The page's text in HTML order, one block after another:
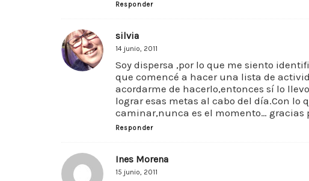
Responder
silvia
14 junio, 2011
Soy dispersa ,por lo que me siento
que comencé a hacer una lista de
acordarme de hacerlo,entonces sí lo
lograr esas metas al cabo del día.Con lo
caminar,nunca es el momento… gracias
Responder
Ines Morena
15 junio, 2011